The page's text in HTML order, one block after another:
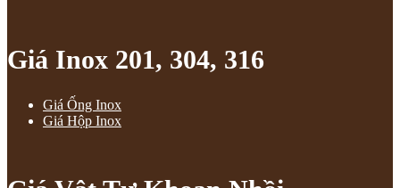
Giá Inox 201, 304, 316
Giá Ống Inox
Giá Hộp Inox